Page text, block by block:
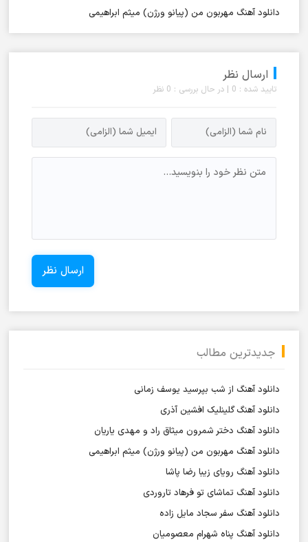
دانلود آهنگ مهربون من (پیانو ورژن) میثم ابراهیمی
ارسال نظر
تایید شده : 0 | در حال بررسی : 0 نظر
جدیدترین مطالب
دانلود آهنگ از شب بپرسید یوسف زمانی
دانلود آهنگ گلینلیک افشین آذری
دانلود آهنگ دختر شمرون میثاق راد و مهدی یاریان
دانلود آهنگ مهربون من (پیانو ورژن) میثم ابراهیمی
دانلود آهنگ رویای زیبا رضا پاشا
دانلود آهنگ تماشای تو فرهاد تاروردی
دانلود آهنگ سفر سجاد مایل زاده
دانلود آهنگ پناه شهرام معصومیان